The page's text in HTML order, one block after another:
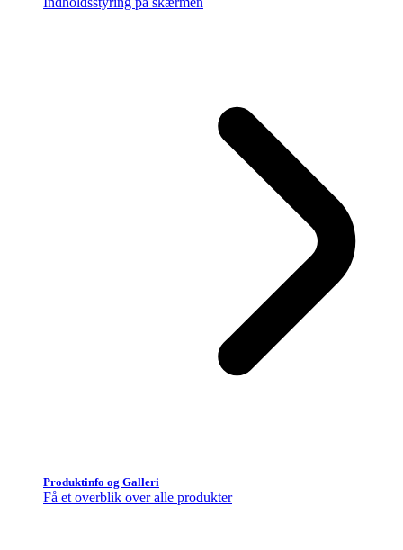
Produktinfo og Galleri
Få et overblik over alle produkter